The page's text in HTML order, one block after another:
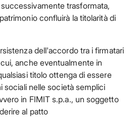
trasformata,
confluirà la titolarità di
dell'accordo tra i firmatari
anche eventualmente in
titolo ottenga di essere
sociali nelle società semplici
in FIMIT s.p.a., un soggetto
al patto